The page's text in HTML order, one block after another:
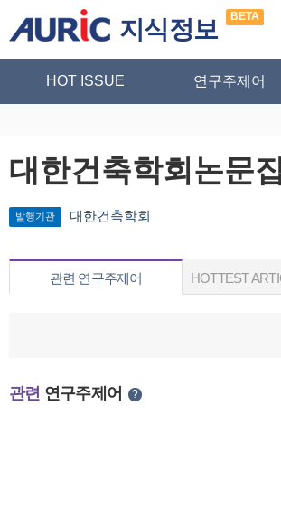
지식정보 BETA
HOT ISSUE 연구주제어
대한건축학회논문
발행기관 대한건축학회
관련 연구주제어 HOTTEST
관련 연구주제어 ?